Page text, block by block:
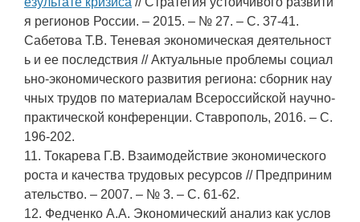
я регионов России. – 2015. – № 27. – С. 37-41.
Сабетова Т.В. Теневая экономическая деятельност
ь и ее последствия // Актуальные проблемы социал
ьно-экономического развития региона: сборник нау
чных трудов по материалам Всероссийской научно-
практической конференции. Ставрополь, 2016. – С.
196-202.
11. Токарева Г.В. Взаимодействие экономического
роста и качества трудовых ресурсов // Предприним
ательство. – 2007. – № 3. – С. 61-62.
12. Федченко А.А. Экономический анализ как услов